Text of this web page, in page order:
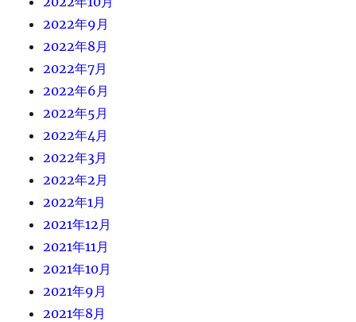
2022年9月
2022年8月
2022年7月
2022年6月
2022年5月
2022年4月
2022年3月
2022年2月
2022年1月
2021年12月
2021年11月
2021年10月
2021年9月
2021年8月